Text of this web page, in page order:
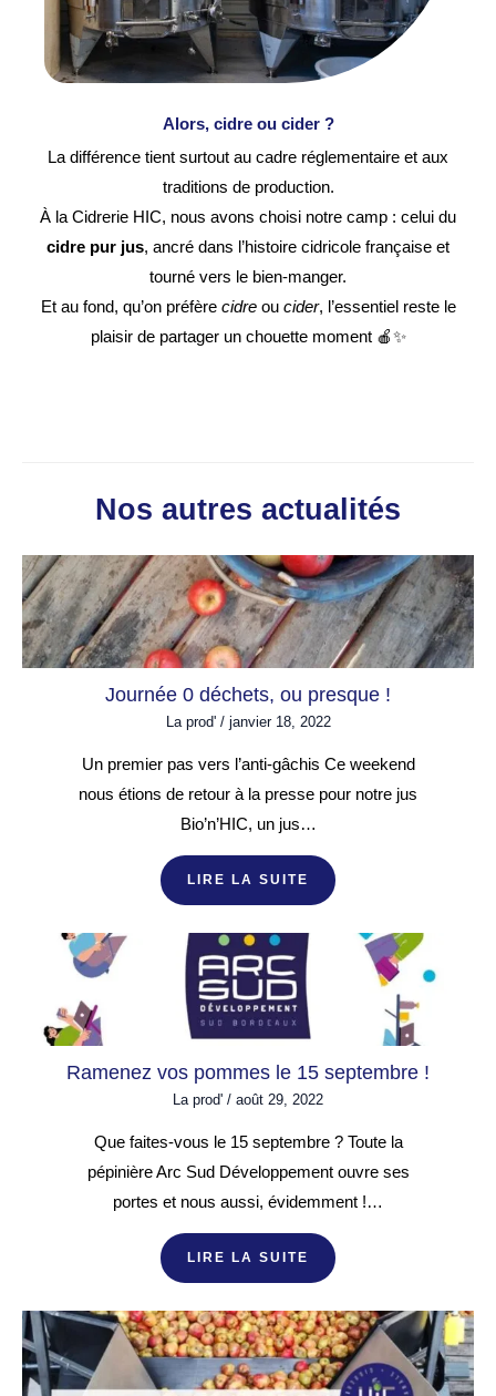
Alors, cidre ou cider ?
La différence tient surtout au cadre réglementaire et aux
traditions de production.
À la Cidrerie HIC, nous avons choisi notre camp : celui du
cidre pur jus, ancré dans l’histoire cidricole française et
tourné vers le bien-manger.
Et au fond, qu’on préfère cidreou cider, l’essentiel reste le
plaisir de partager un chouette moment 🍎✨
Nos autres actualités
Journée 0 déchets, ou presque !
La prod'/ janvier 18, 2022
Un premier pas vers l’anti-gâchis Ce weekend
nous étions de retour à la presse pour notre jus
Bio’n’HIC, un jus…
LIRE LA SUITE
Ramenez vos pommes le 15 septembre !
La prod' / août 29, 2022
Que faites-vous le 15 septembre ? Toute la
pépinière Arc Sud Développement ouvre ses
portes et nous aussi, évidemment !…
LIRE LA SUITE